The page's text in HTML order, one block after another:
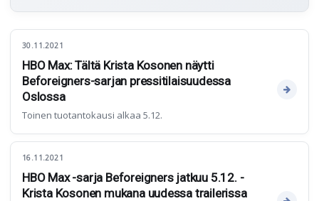
30.11.2021
HBO Max: Tältä Krista Kosonen näytti
Beforeigners-sarjan pressitilaisuudessa
Oslossa
Toinen tuotantokausi alkaa 5.12.
16.11.2021
HBO Max -sarja Beforeigners jatkuu 5.12. -
Krista Kosonen mukana uudessa trailerissa